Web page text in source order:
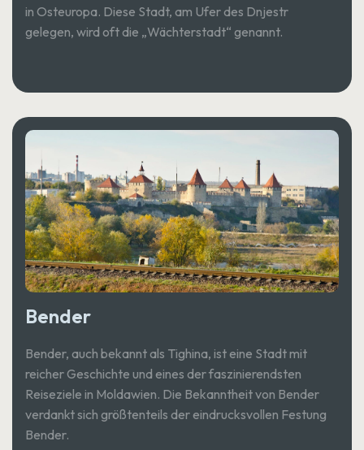
in Osteuropa. Diese Stadt, am Ufer des Dnjestr
gelegen, wird oft die „Wächterstadt“ genannt.
Bender
Bender, auch bekannt als Tighina, ist eine Stadt mit
reicher Geschichte und eines der faszinierendsten
Reiseziele in Moldawien. Die Bekanntheit von Bender
verdankt sich größtenteils der eindrucksvollen Festung
Bender.